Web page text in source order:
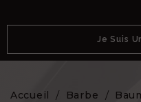
Je Suis
Accueil Barbe